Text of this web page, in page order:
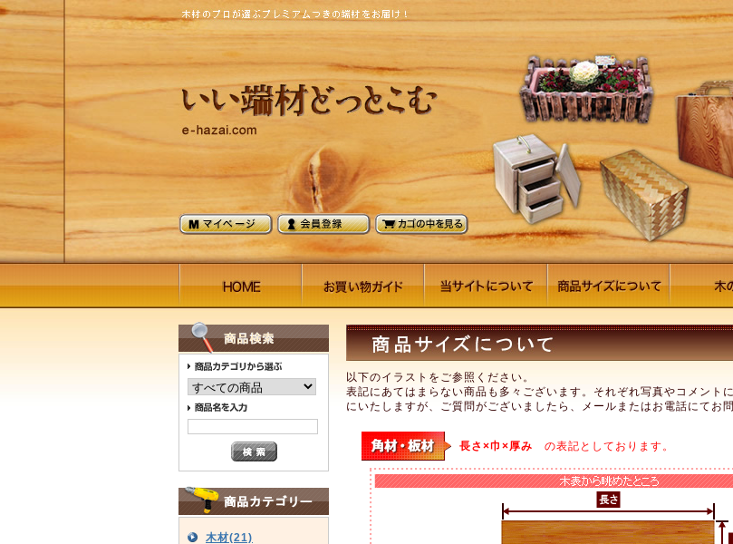
木材(21)
以下のイラストをご参照ください。
表記にあてはまらない商品も多々ございます。それぞれ写真やコメント
にいたしますが、ご質問がございましたら、メールまたはお電話にてお
長さ×巾×厚み の表記としております。